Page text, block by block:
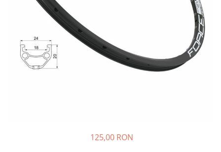
18" (varsta 5-7 ani)
16" (varsta 4-6 ani)
14" (varsta 3-5 ani)
12" (varsta 2-4 ani)
BALANCE BIKE (varsta 2-3 ani)
ALTE ACCESORII
SUPORTI/STANDURI
SCAUNE COPII
COMPONENTE
HANORACE
INCALTAMINTE
HUSE PANTOFI
PANTOFI CASUAL
PANTOFI CICLISM
PROSOAPE FITNESS/YOGA
BANDAJE/PROTECTII/RECUPERARE
FLEXORI
SALTELE/COVOARE/PAVAJE
SPORT FIT
125,00 RON